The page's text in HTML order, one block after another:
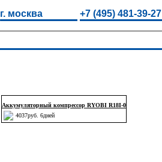
г. москва +7 (495) 481-39-27
Аккумуляторный компрессор RYOBI R18I-0
4037руб. 6дней